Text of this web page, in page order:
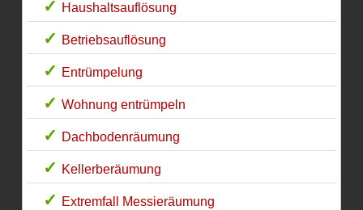
Haushaltsauflösung
Betriebsauflösung
Entrümpelung
Wohnung entrümpeln
Dachbodenräumung
Kellerberäumung
Extremfall Messieräumung